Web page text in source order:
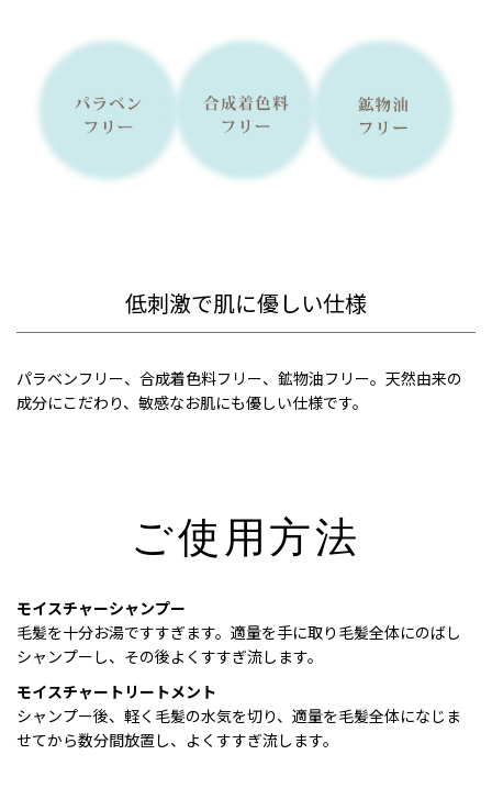
低刺激で肌に優しい仕様
パラベンフリー、合成着色料フリー、鉱物油フリー。天然由来の
成分にこだわり、敏感なお肌にも優しい仕様です。
ご使用方法
モイスチャーシャンプー
毛髪を十分お湯ですすぎます。適量を手に取り毛髪全体にのばし
シャンプーし、その後よくすすぎ流します。
モイスチャートリートメント
シャンプー後、軽く毛髪の水気を切り、適量を毛髪全体になじま
せてから数分間放置し、よくすすぎ流します。